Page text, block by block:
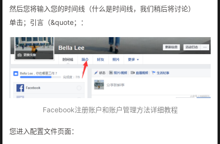
然后您将输入您的时间线（什么是时间线，我们稍后将讨论）
单击；引言（&quote；：
Facebook注册账户和账户管理方法详细教程
您进入配置文件页面：